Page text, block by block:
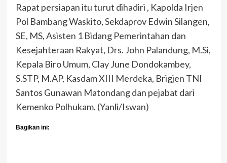
Rapat persiapan itu turut dihadiri , Kapolda Irjen
Pol Bambang Waskito, Sekdaprov Edwin Silangen,
SE, MS, Asisten 1 Bidang Pemerintahan dan
Kesejahteraan Rakyat, Drs. John Palandung, M.Si,
Kepala Biro Umum, Clay June Dondokambey,
S.STP, M.AP, Kasdam XIII Merdeka, Brigjen TNI
Santos Gunawan Matondang dan pejabat dari
Kemenko Polhukam. (Yanli/Iswan)
Bagikan ini: